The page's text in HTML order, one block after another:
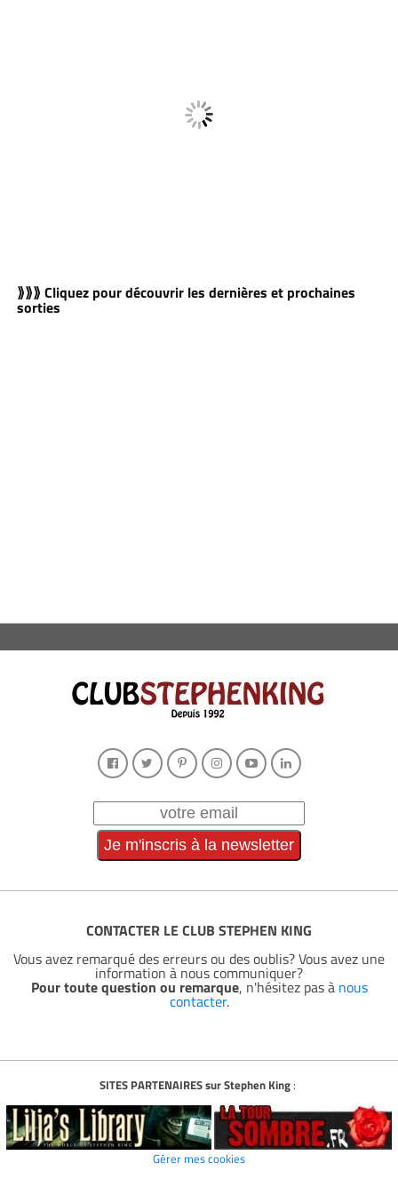
⟫⟫⟫ Cliquez pour découvrir les dernières et prochaines
sorties
CONTACTER LE CLUB STEPHEN KING
Vous avez remarqué des erreurs ou des oublis? Vous avez une
information à nous communiquer?
Pour toute question ou remarque, n'hésitez pas à nous
contacter.
SITES PARTENAIRES sur Stephen King:
Gérer mes cookies